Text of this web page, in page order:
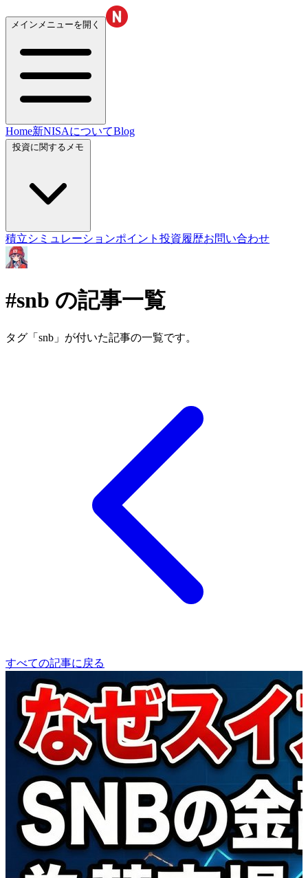
メインメニューを開く
Home新NISAについてBlog
積立シミュレーションポイント投資履歴お問い合わせ
#snb の記事一覧
タグ「snb」が付いた記事の一覧です。
すべての記事に戻る